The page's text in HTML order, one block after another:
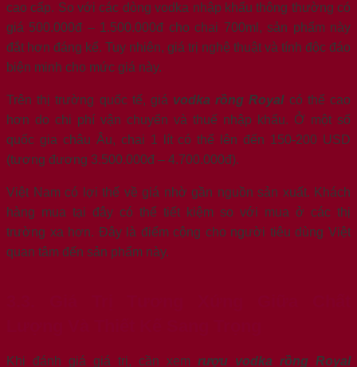
cao cấp. So với các dòng vodka nhập khẩu thông thường có
giá 500.000đ – 1.500.000đ cho chai 700ml, sản phẩm này
đắt hơn đáng kể. Tuy nhiên, giá trị nghệ thuật và tính độc đáo
biện minh cho mức giá này.
Trên thị trường quốc tế, giá vodka rồng Royalcó thể cao
hơn do chi phí vận chuyển và thuế nhập khẩu. Ở một số
quốc gia châu Âu, chai 1 lít có thể lên đến 150-200 USD
(tương đương 3.500.000đ – 4.700.000đ).
Việt Nam có lợi thế về giá nhờ gần nguồn sản xuất. Khách
hàng mua tại đây có thể tiết kiệm so với mua ở các thị
trường xa hơn. Đây là điểm cộng cho người tiêu dùng Việt
quan tâm đến sản phẩm này.
Khi đánh giá giá trị, cần xem rượu vodka rồng Royal